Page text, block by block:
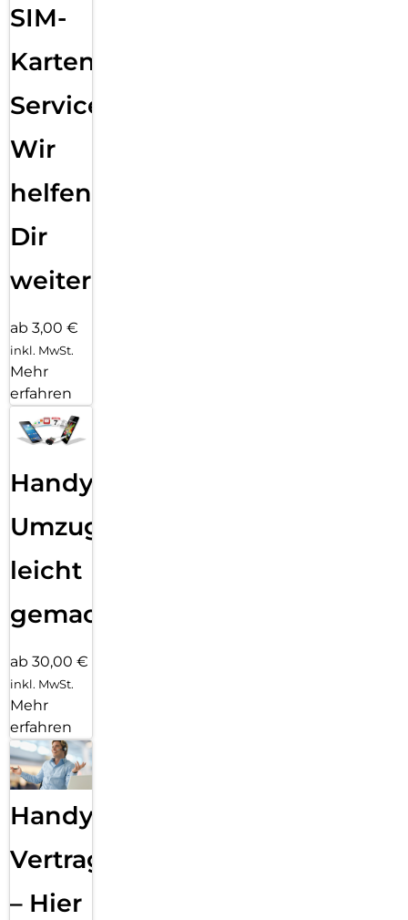
auf seinem Trackpad kannst du ganz präzise arbeiten. Die
Anschluss zum Pass-Through Laden sowie einen Schutz für
freischwebende Design lässt sich stufenlos an mehrere
Betrachtungswinkel anpassen und das große Trackpad aus
Kameras. Nimm deine Ideen auf. Und alles andere:
Fortschrittliche Front- und Rückkameras machen es einfach,
großartige Inhalte schnell festzuhalten und zu bearbeiten.
spiel den satten Sound über die Stereo-Lautsprecher im
Ausrichtung noch bessere Videoanrufe.
SIM-
Karten
Service:
Wir
helfen
Dir
weiter
ab 3,00 €
inkl. MwSt.
Mehr
erfahren
Handy
Umzug
leicht
gemacht!
ab 30,00 €
inkl. MwSt.
Mehr
erfahren
Handy
Vertragsabwicklung
– Hier